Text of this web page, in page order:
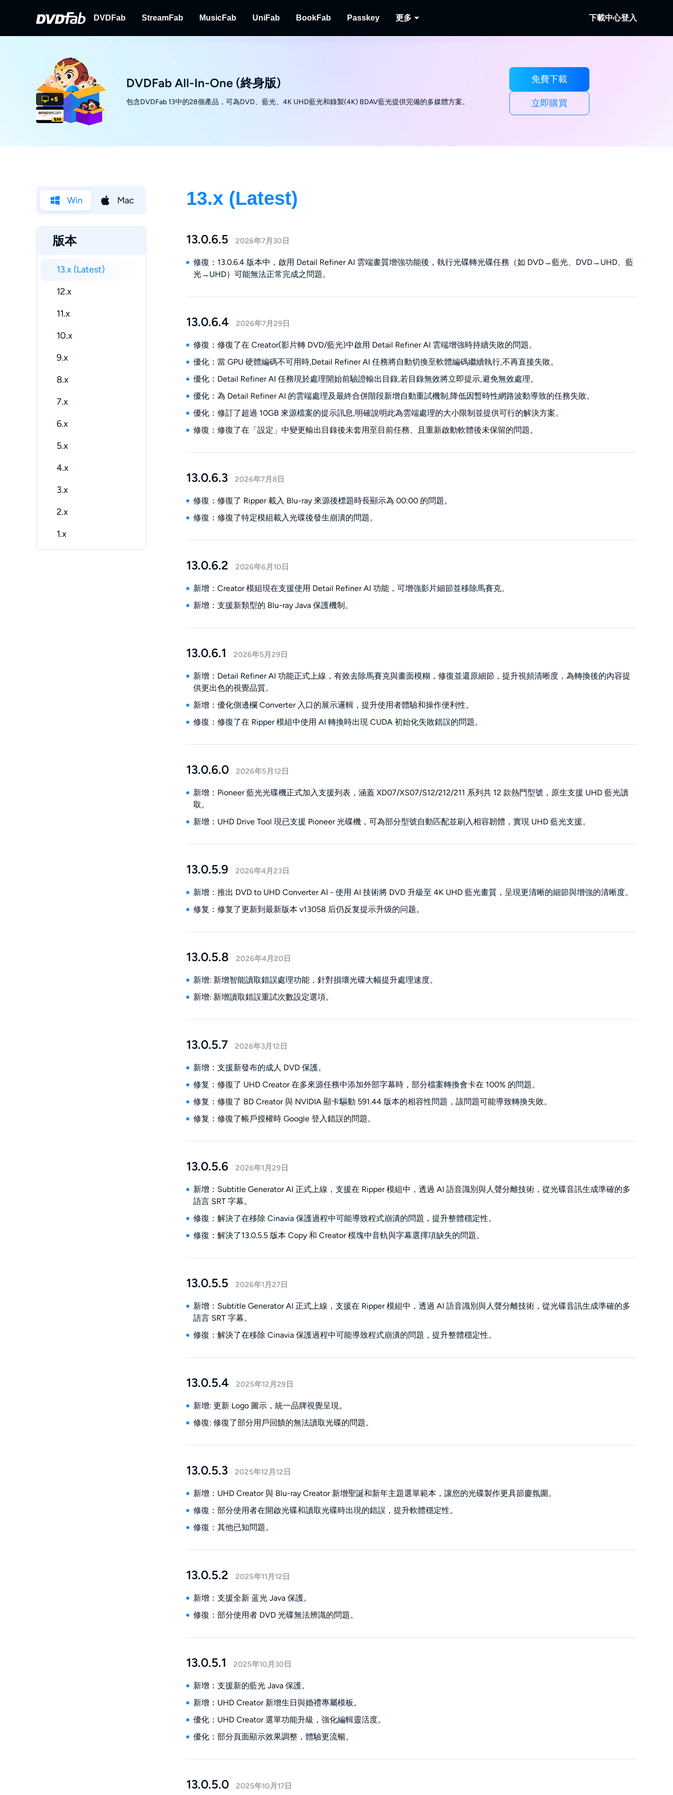
DVDFab StreamFab MusicFab UniFab BookFab Passkey 更多
錄製串流視訊。
下載中心登入
DVDFab All-In-One (終身版)
包含DVDFab 13中的28個產品，可為DVD、藍光、4K UHD藍光和錄製(4K) BDAV藍光提供完備的多媒體方案。
免費下載
立即購買
Win Mac
版本
13.x (Latest)
12.x
11.x
10.x
9.x
8.x
7.x
6.x
5.x
4.x
3.x
2.x
1.x
13.x (Latest)
13.0.6.5 2026年7月30日
修復：13.0.6.4 版本中，啟用 Detail Refiner AI 雲端畫質增強功能後，執行光碟轉光碟任務（如 DVD→藍光、DVD→UHD、藍
光→UHD）可能無法正常完成之問題。
13.0.6.4 2026年7月29日
修復：修復了在 Creator(影片轉 DVD/藍光)中啟用 Detail Refiner AI 雲端增強時持續失敗的問題。
優化：當 GPU 硬體編碼不可用時,Detail Refiner AI 任務將自動切換至軟體編碼繼續執行,不再直接失敗。
優化：Detail Refiner AI 任務現於處理開始前驗證輸出目錄,若目錄無效將立即提示,避免無效處理。
優化：為 Detail Refiner AI 的雲端處理及最終合併階段新增自動重試機制,降低因暫時性網路波動導致的任務失敗。
優化：修訂了超過 10GB 來源檔案的提示訊息,明確說明此為雲端處理的大小限制並提供可行的解決方案。
修復：修復了在「設定」中變更輸出目錄後未套用至目前任務、且重新啟動軟體後未保留的問題。
13.0.6.3 2026年7月8日
修復：修復了 Ripper 載入 Blu-ray 來源後標題時長顯示為 00:00 的問題。
修復：修復了特定模組載入光碟後發生崩潰的問題。
13.0.6.2 2026年6月10日
新增：Creator 模組現在支援使用 Detail Refiner AI 功能，可增強影片細節並移除馬賽克。
新增：支援新類型的 Blu-ray Java 保護機制。
13.0.6.1 2026年5月29日
新增：Detail Refiner AI 功能正式上線，有效去除馬賽克與畫面模糊，修復並還原細節，提升視頻清晰度，為轉換後的內容提
供更出色的視覺品質。
新增：優化側邊欄 Converter 入口的展示邏輯，提升使用者體驗和操作便利性。
修復：修復了在 Ripper 模組中使用 AI 轉換時出現 CUDA 初始化失敗錯誤的問題。
13.0.6.0 2026年5月12日
新增：Pioneer 藍光光碟機正式加入支援列表，涵蓋 XD07/XS07/S12/212/211 系列共 12 款熱門型號，原生支援 UHD 藍光讀
取。
新增：UHD Drive Tool 現已支援 Pioneer 光碟機，可為部分型號自動匹配並刷入相容韌體，實現 UHD 藍光支援。
13.0.5.9 2026年4月23日
新增：推出 DVD to UHD Converter AI - 使用 AI 技術將 DVD 升級至 4K UHD 藍光畫質，呈現更清晰的細節與增強的清晰度。
修复：修复了更新到最新版本 v13058 后仍反复提示升级的问题。
13.0.5.8 2026年4月20日
新增: 新增智能讀取錯誤處理功能，針對損壞光碟大幅提升處理速度。
新增: 新增讀取錯誤重試次數設定選項。
13.0.5.7 2026年3月12日
新增：支援新發布的成人 DVD 保護。
修复：修復了 UHD Creator 在多來源任務中添加外部字幕時，部分檔案轉換會卡在 100% 的問題。
修复：修復了 BD Creator 與 NVIDIA 顯卡驅動 591.44 版本的相容性問題，該問題可能導致轉換失敗。
修复：修復了帳戶授權時 Google 登入錯誤的問題。
13.0.5.6 2026年1月29日
新增：Subtitle Generator AI 正式上線，支援在 Ripper 模組中，透過 AI 語音識別與人聲分離技術，從光碟音訊生成準確的多
語言 SRT 字幕。
修復：解決了在移除 Cinavia 保護過程中可能導致程式崩潰的問題，提升整體穩定性。
修復：解決了13.0.5.5 版本 Copy 和 Creator 模塊中音軌與字幕選擇項缺失的問題。
13.0.5.5 2026年1月27日
新增：Subtitle Generator AI 正式上線，支援在 Ripper 模組中，透過 AI 語音識別與人聲分離技術，從光碟音訊生成準確的多
語言 SRT 字幕。
修復：解決了在移除 Cinavia 保護過程中可能導致程式崩潰的問題，提升整體穩定性。
13.0.5.4 2025年12月29日
新增: 更新 Logo 圖示，統一品牌視覺呈現。
修復: 修復了部分用戶回饋的無法讀取光碟的問題。
13.0.5.3 2025年12月12日
新增：UHD Creator 與 Blu-ray Creator 新增聖誕和新年主題選單範本，讓您的光碟製作更具節慶氛圍。
修復：部分使用者在開啟光碟和讀取光碟時出現的錯誤，提升軟體穩定性。
修復：其他已知問題。
13.0.5.2 2025年11月12日
新增：支援全新 蓝光 Java 保護。
修復：部分使用者 DVD 光碟無法辨識的問題。
13.0.5.1 2025年10月30日
新增：支援新的藍光 Java 保護。
新增：UHD Creator 新增生日與婚禮專屬模板。
優化：UHD Creator 選單功能升級，強化編輯靈活度。
優化：部分頁面顯示效果調整，體驗更流暢。
13.0.5.0 2025年10月17日